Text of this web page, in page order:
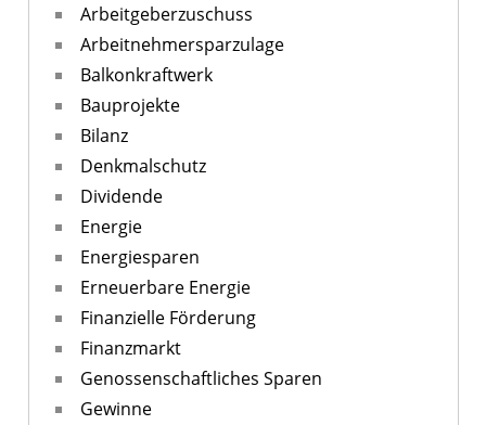
Arbeitgeberzuschuss
Arbeitnehmersparzulage
Balkonkraftwerk
Bauprojekte
Bilanz
Denkmalschutz
Dividende
Energie
Energiesparen
Erneuerbare Energie
Finanzielle Förderung
Finanzmarkt
Genossenschaftliches Sparen
Gewinne